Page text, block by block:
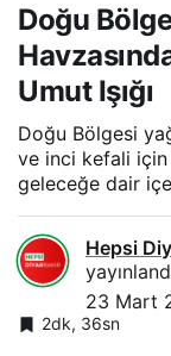
Doğu
Umut Işığı
Doğu Bölgesi
ve inci kefali için
geleceğe dair
Hepsi
23 Mart
2dk, 36sn